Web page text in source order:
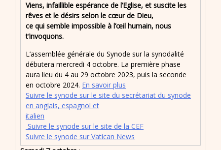
Viens, infaillible espérance de l’Eglise, et suscite les
rêves et le désirs selon le cœur de Dieu,
ce qui semble impossible à l’œil humain, nous
t‘invoquons.
L’assemblée générale du Synode sur la synodalité
débutera mercredi 4 octobre. La première phase
aura lieu du 4 au 29 octobre 2023, puis la seconde
en octobre 2024. En savoir plus
Suivre le synode sur le site du secrétariat du synode
en anglais, espagnol et
italien
Suivre le synode sur le site de la CEF
Suivre le synode sur Vatican News